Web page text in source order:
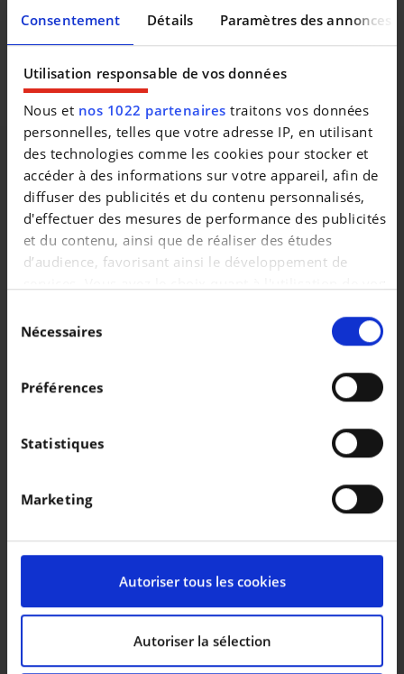
Consentement Détails Paramètres des annonces
Utilisation responsable de vos données
Nous et nos 1022 partenaires traitons vos données
personnelles, telles que votre adresse IP, en utilisant
des technologies comme les cookies pour stocker et
accéder à des informations sur votre appareil, afin de
diffuser des publicités et du contenu personnalisés,
d'effectuer des mesures de performance des publicités
et du contenu, ainsi que de réaliser des études
d’audience, favorisant ainsi le développement de
services. Vous avez le choix quant à l'utilisation de vos
retirer votre consentement à tout moment en
consultant la Déclaration relative aux cookies ou en
Collecter des informations sur votre localisation
géographique qui peuvent être précises à plusieurs
Identifier votre appareil en l'analysant
spécifiques (empreintes digitales).
Pour en savoir plus sur le traitement de vos données
personnelles et définir vos préférences, reportez-vous
à lasection « Détails ». Vous pouvez modifier ou
retirer votre consentement à tout moment à partir de
duNécessaires
Préférences
Statistiques
Marketing
Autoriser tous les cookies
Autoriser la sélection
opgeleide medewerkers garanderen U kwaliteit en perfecte
service. Bezoek www.decaigny.be en vind uw droomwagen.
Bedankt voor uw interesse in onze diensten. Familie
Decaigny en het ganse team.
Véhicules similaires
1.6 Turbo PHEV Elegance S/S
1.6 Turbo PHEV Elegance S/S
9.988 km